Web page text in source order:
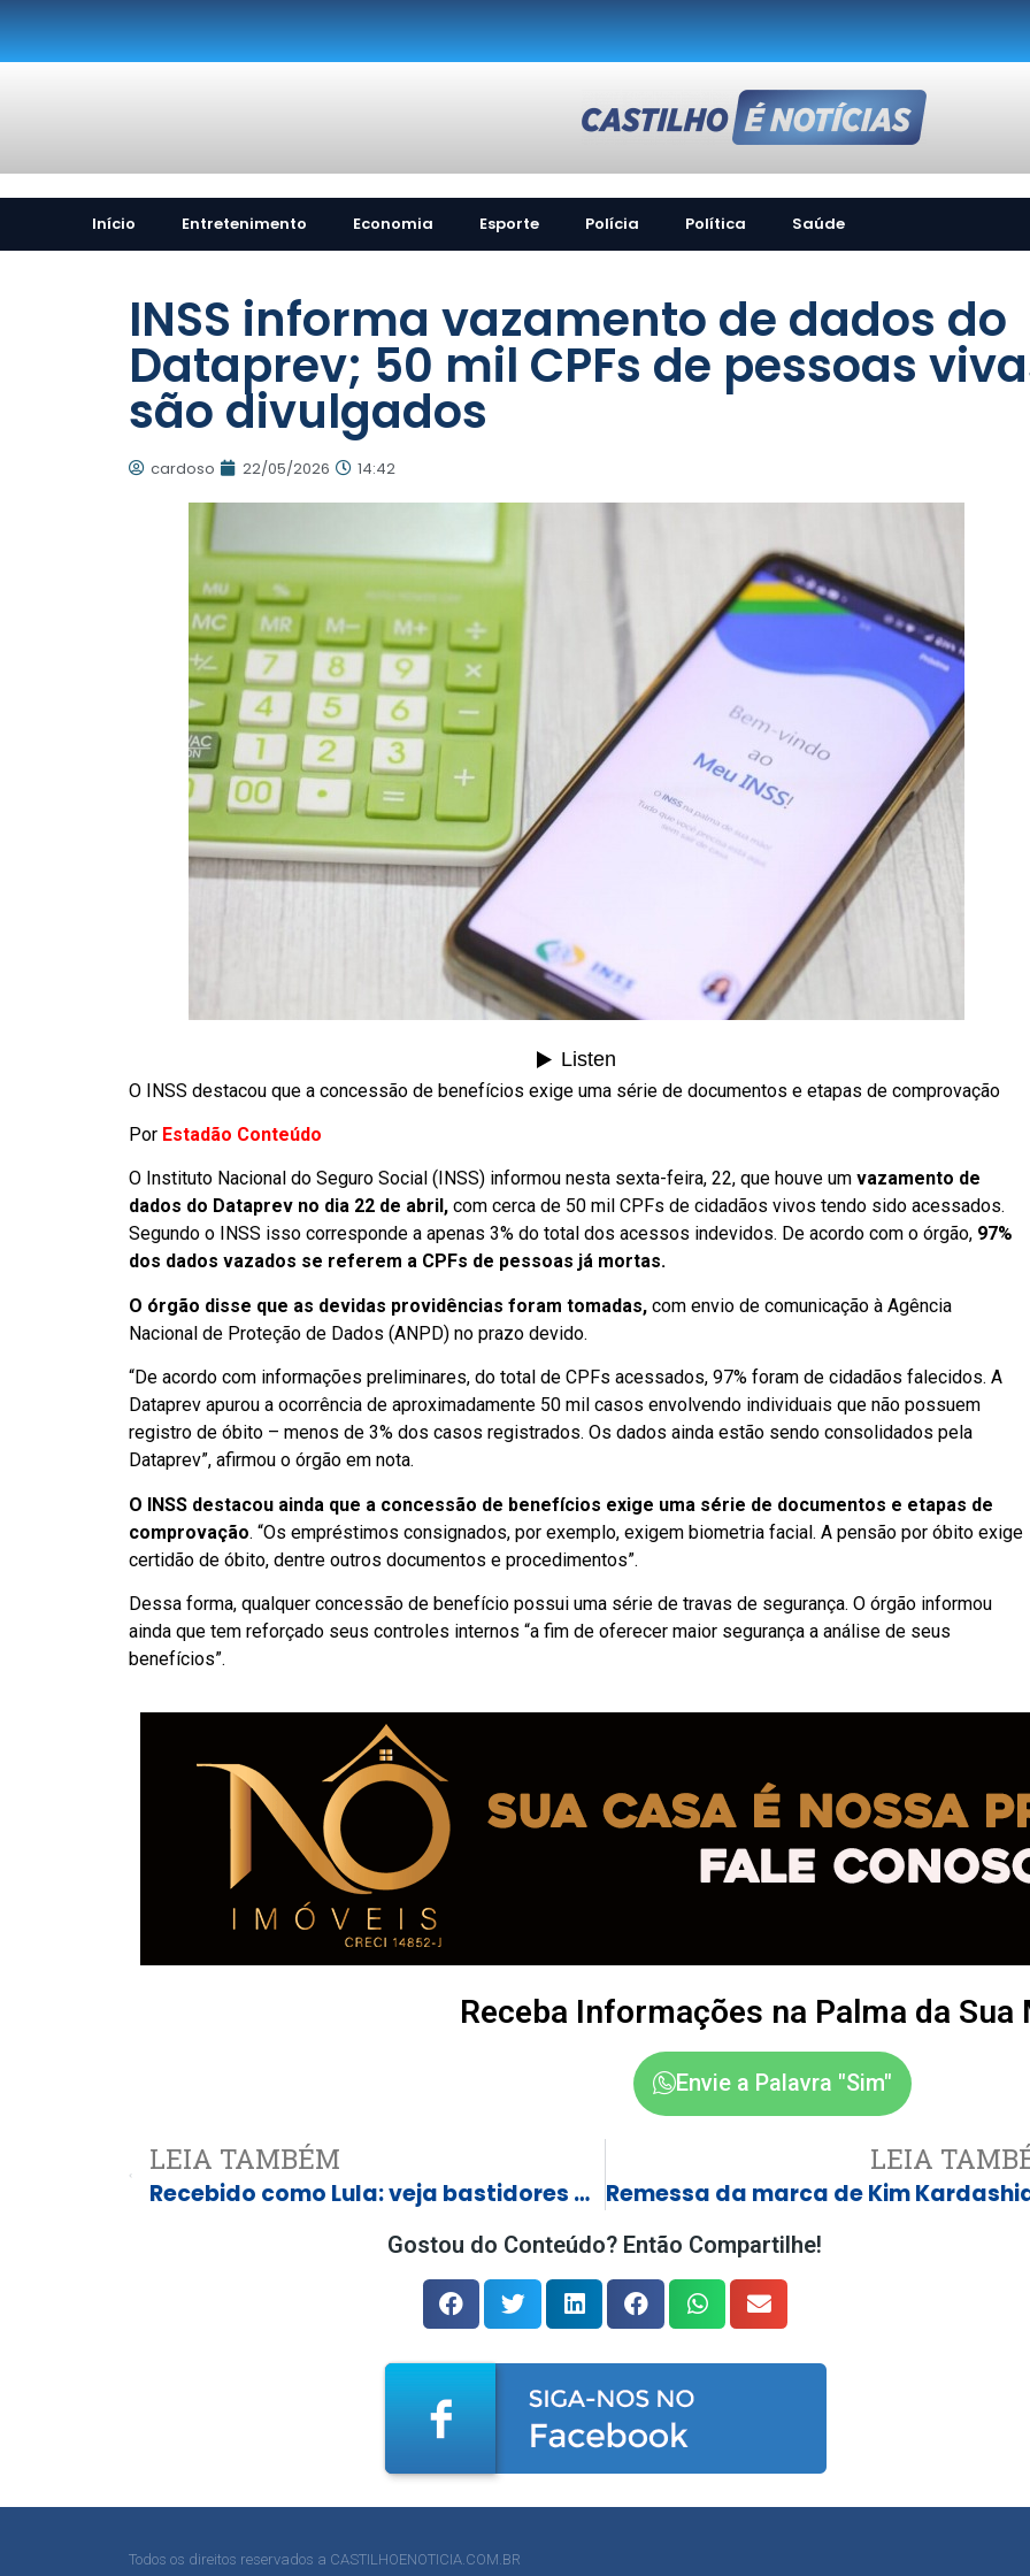
Início Entretenimento Economia Esporte Polícia Política Saúde
INSS informa vazamento de dados do
Dataprev; 50 mil CPFs de pessoas
são divulgados
cardoso 22/05/2026 14:42
O INSS destacou que a concessão de benefícios exige uma série de documentos e etapas de comprovação
Por Estadão Conteúdo
O Instituto Nacional do Seguro Social (INSS) informou nesta sexta-feira, 22, que houve um vazamento de
dados do Dataprev no dia 22 de abril, com cerca de 50 mil CPFs de cidadãos vivos tendo sido acessados.
Segundo o INSS isso corresponde a apenas 3% do total dos acessos indevidos. De acordo com o órgão, 97%
dos dados vazados se referem a CPFs de pessoas já mortas.
O órgão disse que as devidas providências foram tomadas, com envio de comunicação à Agência
Nacional de Proteção de Dados (ANPD) no prazo devido.
“De acordo com informações preliminares, do total de CPFs acessados, 97% foram de cidadãos falecidos. A
Dataprev apurou a ocorrência de aproximadamente 50 mil casos envolvendo individuais que não possuem
registro de óbito – menos de 3% dos casos registrados. Os dados ainda estão sendo consolidados pela
Dataprev”, afirmou o órgão em nota.
O INSS destacou ainda que a concessão de benefícios exige uma série de documentos e etapas de
comprovação. “Os empréstimos consignados, por exemplo, exigem biometria facial. A pensão por óbito exige
certidão de óbito, dentre outros documentos e procedimentos”.
Dessa forma, qualquer concessão de benefício possui uma série de travas de segurança. O órgão informou
ainda que tem reforçado seus controles internos “a fim de oferecer maior segurança a análise de seus
benefícios”.
Receba Informações na Palma da Sua
Envie a Palavra "Sim"
LEIA TAMBÉM
Recebido como Lula: veja bastidores da articulação para encontro entre Flávio e Trump
LEIA
Gostou do Conteúdo? Então Compartilhe!
Todos os direitos reservados a CASTILHOENOTICIA.COM.BR